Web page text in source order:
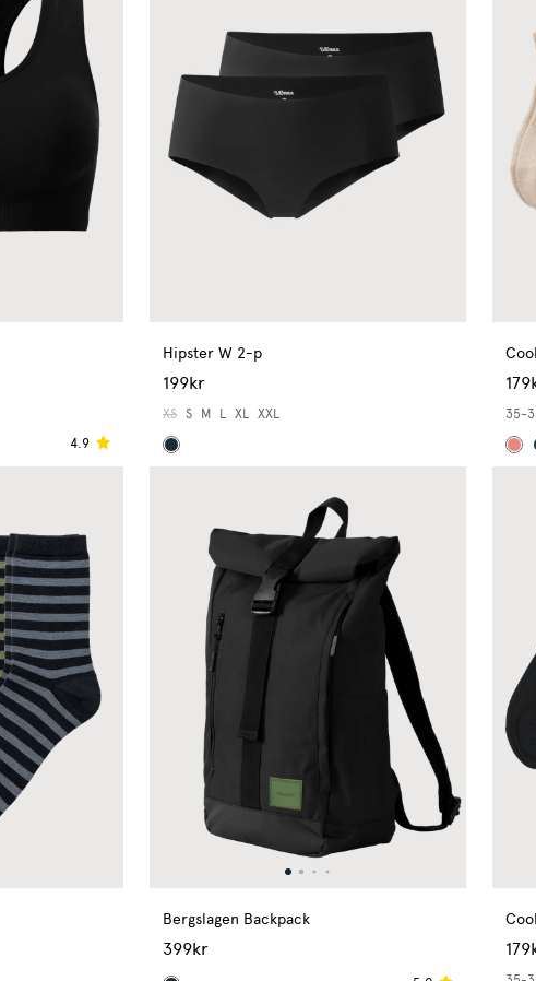
4.9
Hipster W 2-p
199kr
XS S M L XL XXL 35-
Bergslagen Backpack
399kr